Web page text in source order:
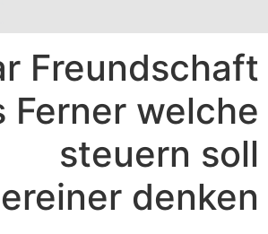
Freundschaft
Ferner welche
steuern soll
denken?